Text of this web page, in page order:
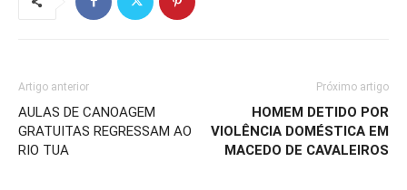
Artigo anterior
AULAS DE CANOAGEM
GRATUITAS REGRESSAM AO
RIO TUA
Próximo artigo
HOMEM DETIDO POR
VIOLÊNCIA DOMÉSTICA EM
MACEDO DE CAVALEIROS